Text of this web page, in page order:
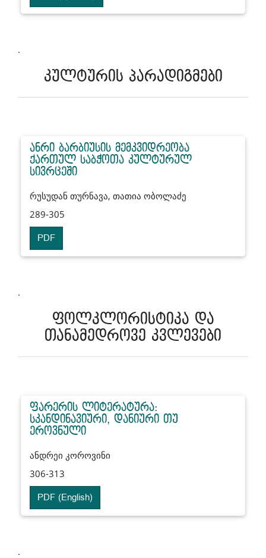
.
კულტურის პარადიგმები
ანრი ბარბიუსის მემკვიდრეობა
ქართულ საბჭოთა კულტურულ
სივრცეში
რუსუდან თურნავა, თათია ობოლაძე
289-305
PDF
.
ფოლკლორისტიკა და
თანამედროვე კვლევები
ფარერის ლიტერატურა:
სკანდინავიური, დანიური თუ
ეროვნული
ანდრეი კოროვინი
306-313
PDF (English)
.